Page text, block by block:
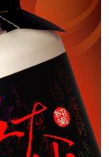
惡意使用之情形，
取法律行動。